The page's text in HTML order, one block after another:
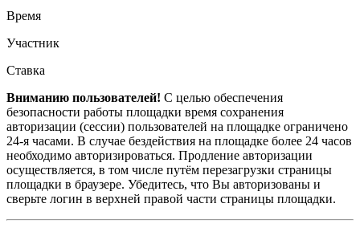
Время
Участник
Ставка
Вниманию пользователей! С целью обеспечения
безопасности работы площадки время сохранения
авторизации (сессии) пользователей на площадке ограничено
24-я часами. В случае бездействия на площадке более 24 часов
необходимо авторизироваться. Продление авторизации
осуществляется, в том числе путём перезагрузки страницы
площадки в браузере. Убедитесь, что Вы авторизованы и
сверьте логин в верхней правой части страницы площадки.